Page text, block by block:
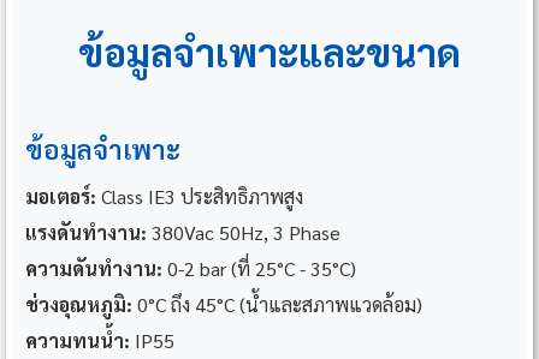
ข้อมูลจำเพาะและขนาด
ข้อมูลจำเพาะ
มอเตอร์: Class IE3 ประสิทธิภาพสูง
แรงดันทำงาน: 380Vac 50Hz, 3 Phase
ความดันทำงาน: 0-2 bar (ที่ 25°C - 35°C)
ช่วงอุณหภูมิ: 0°C ถึง 45°C (น้ำและสภาพแวดล้อม)
ความทนน้ำ: IP55